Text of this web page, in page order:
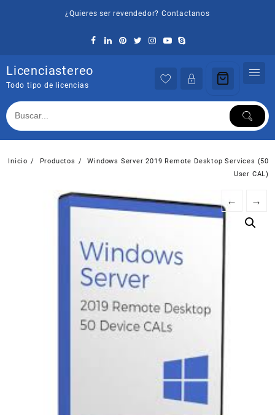
¿Quieres ser revendedor? Contactanos
Licenciastereo
Todo tipo de licencias
Inicio Productos
Windows Server 2019 Remote Desktop Services (50
User CAL)
← →